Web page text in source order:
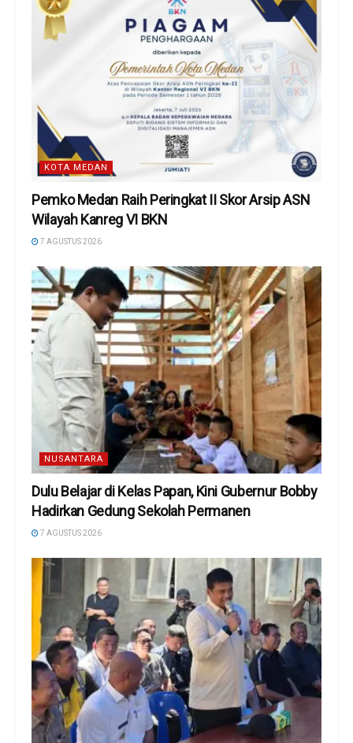
KOTA MEDAN
Pemko Medan Raih Peringkat II Skor Arsip ASN
Wilayah Kanreg VI BKN
7 AGUSTUS 2026
NUSANTARA
Dulu Belajar di Kelas Papan, Kini Gubernur Bobby
Hadirkan Gedung Sekolah Permanen
7 AGUSTUS 2026